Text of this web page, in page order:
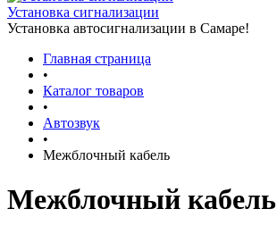
Установка сигнализации
Установка автосигнализации в Самаре!
Главная страница
•
Каталог товаров
•
Автозвук
•
Межблочный кабель
Межблочный кабель